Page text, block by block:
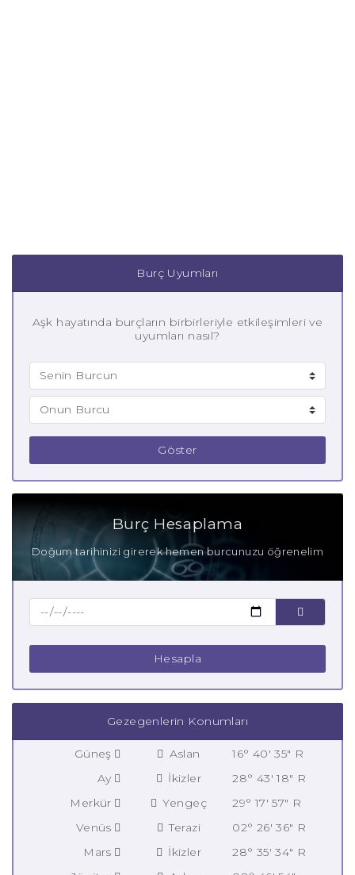
Burç Uyumları
Aşk hayatında burçların birbirleriyle etkileşimleri ve
uyumları nasıl?
Göster
Burç Hesaplama
Doğum tarihinizi girerek hemen burcunuzu öğrenelim
Hesapla
Gezegenlerin Konumları
Güneş Aslan
16° 40' 35" R
Ay
İkizler
28° 43' 18" R
Merkür
Yengeç
29° 17' 57" R
Venüs
Terazi
02° 26' 36" R
Mars
İkizler
28° 35' 34" R